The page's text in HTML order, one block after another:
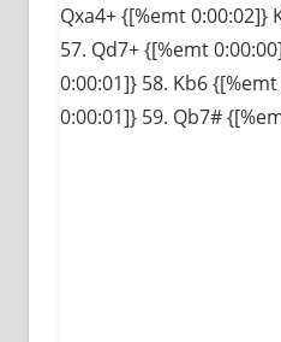
Qxa4+ {[%emt 0:00:02]}
57. Qd7+ {[%emt
0:00:01]} 58. Kb6
0:00:01]} 59. Qb7#